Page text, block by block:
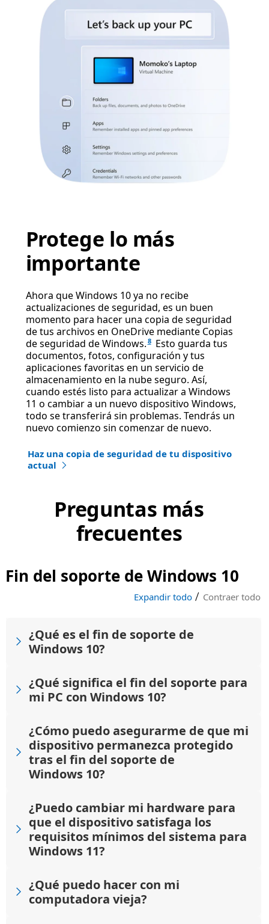
Protege lo más
importante
Ahora que Windows 10 ya no recibe
actualizaciones de seguridad, es un buen
momento para hacer una copia de seguridad
de tus archivos en OneDrive mediante Copias
de seguridad de Windows. 8 Esto guarda tus
documentos, fotos, configuración y tus
aplicaciones favoritas en un servicio de
almacenamiento en la nube seguro. Así,
cuando estés listo para actualizar a Windows
11 o cambiar a un nuevo dispositivo Windows,
todo se transferirá sin problemas. Tendrás un
nuevo comienzo sin comenzar de nuevo.
Haz una copia de seguridad de tu dispositivo
actual
Preguntas más
frecuentes
Fin del soporte de Windows 10
Expandir todo|Contraer todo
¿Qué es el fin de soporte de
Windows 10?
¿Qué significa el fin del soporte para
mi PC con Windows 10?
¿Cómo puedo asegurarme de que mi
dispositivo permanezca protegido
tras el fin del soporte de
Windows 10?
¿Puedo cambiar mi hardware para
que el dispositivo satisfaga los
requisitos mínimos del sistema para
Windows 11?
¿Qué puedo hacer con mi
computadora vieja?